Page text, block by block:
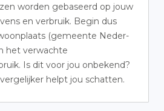
worden gebaseerd op jouw
en verbruik. Begin dus
(gemeente Neder-
het verwachte
Is dit voor jou onbekend?
helpt jou schatten.